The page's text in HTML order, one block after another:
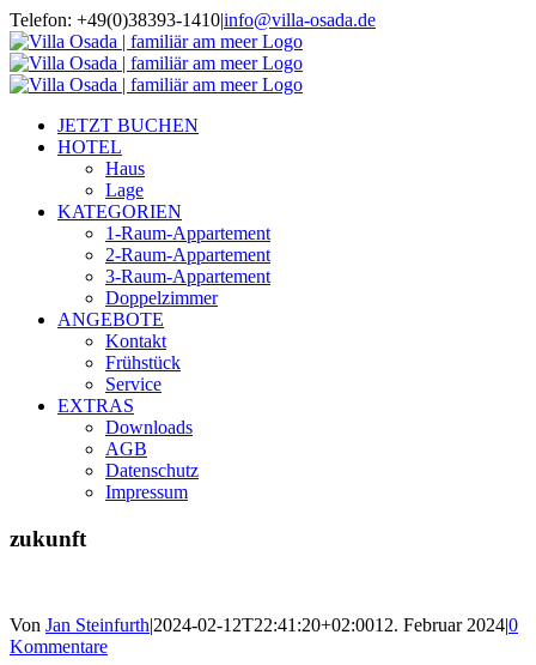
Zum
Inhalt
springen
Telefon: +49(0)38393-1410|info@villa-osada.de
JETZT BUCHEN
HOTEL
Haus
Lage
KATEGORIEN
1-Raum-Appartement
2-Raum-Appartement
3-Raum-Appartement
Doppelzimmer
ANGEBOTE
Kontakt
Frühstück
Service
EXTRAS
Downloads
AGB
Datenschutz
Impressum
zukunft
Von Jan Steinfurth|2024-02-12T22:41:20+02:0012. Februar 2024|0
Kommentare